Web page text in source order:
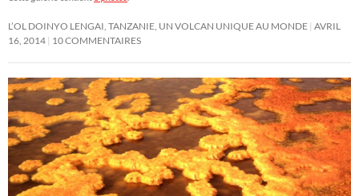
L’OL DOINYO LENGAI, TANZANIE, UN VOLCAN UNIQUE AU MONDE AVRIL
16, 2014 10 COMMENTAIRES